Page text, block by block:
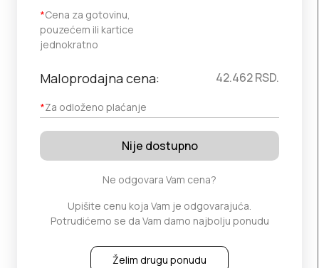
*Cena za gotovinu,
pouzećem ili kartice
jednokratno
Maloprodajna cena:
*Za odloženo plaćanje
42.462RSD.
Nije dostupno
Ne odgovara Vam cena?
Upišite cenu koja Vam je odgovarajuća.
Potrudićemo se da Vam damo najbolju ponudu
Želim drugu ponudu